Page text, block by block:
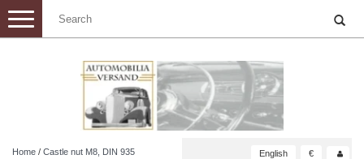
Toggle
navigation
Home / Castle nut M8, DIN 935 English €